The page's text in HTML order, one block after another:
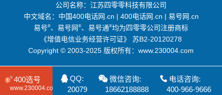
公司名称：江苏四零零科技有限公司
中文域名： 中国400电话网.cn | 400电话网.cn | 易号网.cn
易号®、易号网 ®、易号通®均为四零零公司注册商标
《增值电信业务经营许可证》
苏B2-20120278
Copyright © 2003-2025 版权所有：www.230004.com
400选号
www.230004.com
QQ:
20079
微信咨询:
18662188888
电话咨询:
400-966-9666